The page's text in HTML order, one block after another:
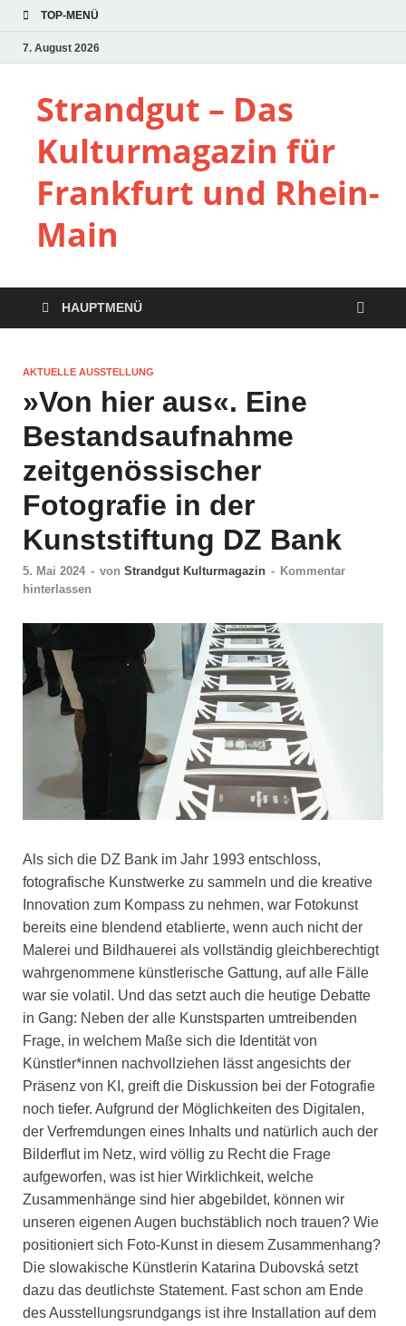
TOP-MENÜ
7. August 2026
Strandgut – Das
Kulturmagazin für
Frankfurt und Rhein-
Main
HAUPTMENÜ
AKTUELLE AUSSTELLUNG
»Von hier aus«. Eine
Bestandsaufnahme
zeitgenössischer
Fotografie in der
Kunststiftung DZ Bank
5. Mai 2024 - von Strandgut Kulturmagazin - Kommentar
hinterlassen
Als sich die DZ Bank im Jahr 1993 entschloss,
fotografische Kunstwerke zu sammeln und die kreative
Innovation zum Kompass zu nehmen, war Fotokunst
bereits eine blendend etablierte, wenn auch nicht der
Malerei und Bildhauerei als vollständig gleichberechtigt
wahrgenommene künstlerische Gattung, auf alle Fälle
war sie volatil. Und das setzt auch die heutige Debatte
in Gang: Neben der alle Kunstsparten umtreibenden
Frage, in welchem Maße sich die Identität von
Künstler*innen nachvollziehen lässt angesichts der
Präsenz von KI, greift die Diskussion bei der Fotografie
noch tiefer. Aufgrund der Möglichkeiten des Digitalen,
der Verfremdungen eines Inhalts und natürlich auch der
Bilderflut im Netz, wird völlig zu Recht die Frage
aufgeworfen, was ist hier Wirklichkeit, welche
Zusammenhänge sind hier abgebildet, können wir
unseren eigenen Augen buchstäblich noch trauen? Wie
positioniert sich Foto-Kunst in diesem Zusammenhang?
Die slowakische Künstlerin Katarina Dubovská setzt
dazu das deutlichste Statement. Fast schon am Ende
des Ausstellungsrundgangs ist ihre Installation auf dem